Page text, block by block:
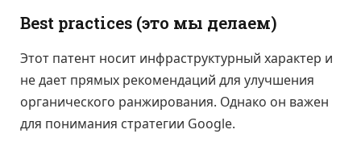
Best practices (это мы делаем)
Этот патент носит инфраструктурный характер и
не дает прямых рекомендаций для улучшения
органического ранжирования. Однако он важен
для понимания стратегии Google.